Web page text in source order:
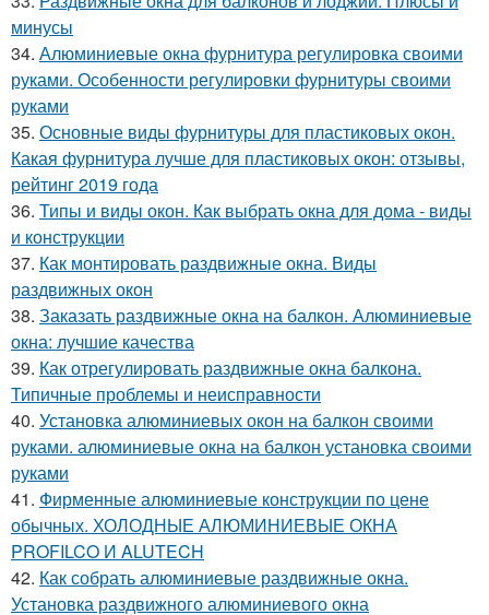
минусы
34. Алюминиевые окна фурнитура регулировка своими
руками. Особенности регулировки фурнитуры своими
руками
35. Основные виды фурнитуры для пластиковых окон.
Какая фурнитура лучше для пластиковых окон: отзывы,
рейтинг 2019 года
36. Типы и виды окон. Как выбрать окна для дома - виды
и конструкции
37. Как монтировать раздвижные окна. Виды
раздвижных окон
38. Заказать раздвижные окна на балкон. Алюминиевые
окна: лучшие качества
39. Как отрегулировать раздвижные окна балкона.
Типичные проблемы и неисправности
40. Установка алюминиевых окон на балкон своими
руками. алюминиевые окна на балкон установка своими
руками
41. Фирменные алюминиевые конструкции по цене
обычных. ХОЛОДНЫЕ АЛЮМИНИЕВЫЕ ОКНА
PROFILCO И ALUTECH
42. Как собрать алюминиевые раздвижные окна.
Установка раздвижного алюминиевого окна